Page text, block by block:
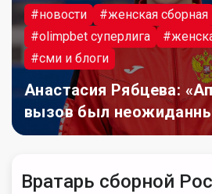
#новости
#женская сборная
#olimpbet суперлига
#сми и блоги
Анастасия Рябцева:
вызов был
Вратарь сборной